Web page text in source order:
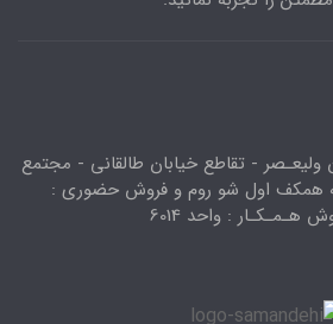
ولیعـصر - تقاطع خیابان طالقانی - مجتمع
همکف اول شو روم و فروش حضوری :